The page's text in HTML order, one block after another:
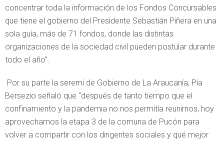
concentrar toda la información de los Fondos Concursables
que tiene el gobierno del Presidente Sebastián Piñera en una
sola guía, más de 71 fondos, donde las distintas
organizaciones de la sociedad civil pueden postular durante
todo el año”.
Por su parte la seremi de Gobierno de La Araucanía, Pía
Bersezio señaló que “después de tanto tiempo que el
confinamiento y la pandemia no nos permitía reunirnos, hoy
aprovechamos la etapa 3 de la comuna de Pucón para
volver a compartir con los dirigentes sociales y qué mejor